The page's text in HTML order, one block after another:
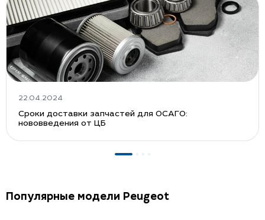
22.04.2024
Сроки доставки запчастей для ОСАГО:
нововведения от ЦБ
Популярные модели Peugeot